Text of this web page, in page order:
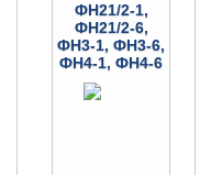
ФН21/2-1,
ФН21/2-6,
ФН3-1, ФН3-6,
ФН4-1, ФН4-6